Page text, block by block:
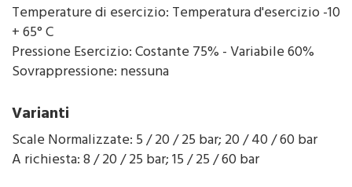
Temperature di esercizio: Temperatura d'esercizio -10
+ 65° C
Pressione Esercizio: Costante 75% - Variabile 60%
Sovrappressione: nessuna
Varianti
Scale Normalizzate: 5 / 20 / 25 bar; 20 / 40 / 60 bar
A richiesta: 8 / 20 / 25 bar; 15 / 25 / 60 bar